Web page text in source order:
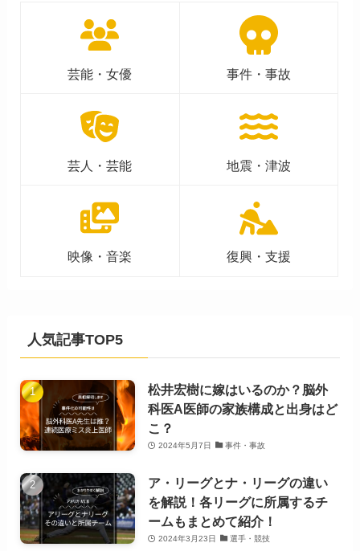
芸能・女優 事件・事故
芸人・芸能 地震・津波
映像・音楽 復興・支援
人気記事TOP5
松井宏樹に嫁はいるのか？脳外
科医A医師の家族構成と出身はど
こ？
2024年5月7日 事件・事故
ア・リーグとナ・リーグの違い
を解説！各リーグに所属するチ
ームもまとめて紹介！
2024年3月23日 選手・競技